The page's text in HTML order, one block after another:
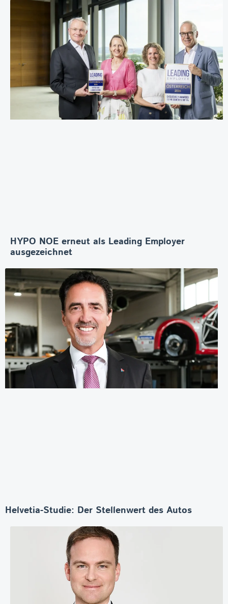
HYPO NOE erneut als Leading Employer
ausgezeichnet
Helvetia-Studie: Der Stellenwert des Autos